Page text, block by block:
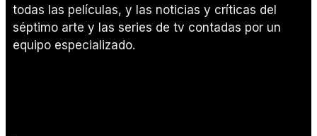
todas las películas, y las noticias y críticas del
séptimo arte y las series de tv contadas por un
equipo especializado.